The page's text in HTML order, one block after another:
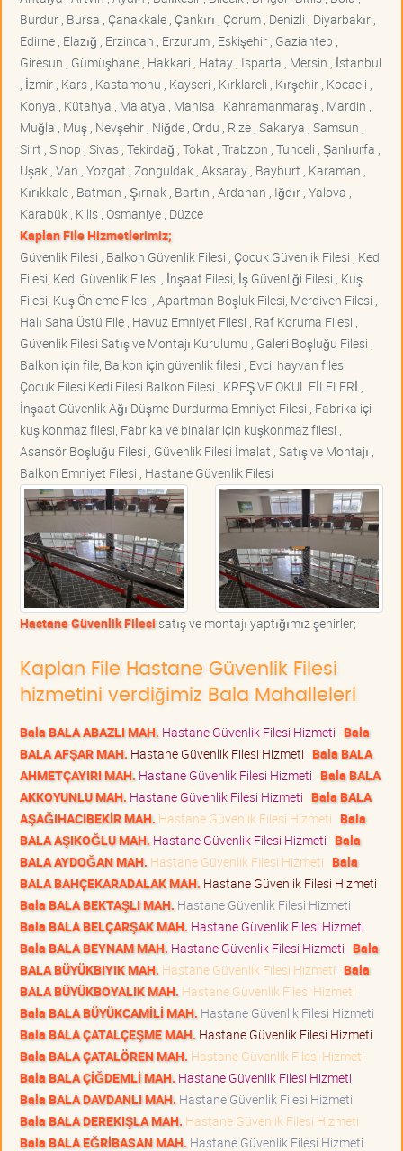
Burdur , Bursa , Çanakkale , Çankırı , Çorum , Denizli , Diyarbakır ,
Edirne , Elazığ , Erzincan , Erzurum , Eskişehir , Gaziantep ,
Giresun , Gümüşhane , Hakkari , Hatay , Isparta , Mersin , İstanbul
, İzmir , Kars , Kastamonu , Kayseri , Kırklareli , Kırşehir , Kocaeli ,
Konya , Kütahya , Malatya , Manisa , Kahramanmaraş , Mardin ,
Muğla , Muş , Nevşehir , Niğde , Ordu , Rize , Sakarya , Samsun ,
Siirt , Sinop , Sivas , Tekirdağ , Tokat , Trabzon , Tunceli , Şanlıurfa ,
Uşak , Van , Yozgat , Zonguldak , Aksaray , Bayburt , Karaman ,
Kırıkkale , Batman , Şırnak , Bartın , Ardahan , Iğdır , Yalova ,
Karabük , Kilis , Osmaniye , Düzce
Kaplan File Hizmetlerimiz;
Güvenlik Filesi , Balkon Güvenlik Filesi , Çocuk Güvenlik Filesi , Kedi
Filesi, Kedi Güvenlik Filesi , İnşaat Filesi, İş Güvenliği Filesi , Kuş
Filesi, Kuş Önleme Filesi , Apartman Boşluk Filesi, Merdiven Filesi ,
Halı Saha Üstü File , Havuz Emniyet Filesi , Raf Koruma Filesi ,
Güvenlik Filesi Satış ve Montajı Kurulumu , Galeri Boşluğu Filesi ,
Balkon için file, Balkon için güvenlik filesi , Evcil hayvan filesi
Çocuk Filesi Kedi Filesi Balkon Filesi , KREŞ VE OKUL FİLELERİ ,
İnşaat Güvenlik Ağı Düşme Durdurma Emniyet Filesi , Fabrika içi
kuş konmaz filesi, Fabrika ve binalar için kuşkonmaz filesi ,
Asansör Boşluğu Filesi , Güvenlik Filesi İmalat , Satış ve Montajı ,
Balkon Emniyet Filesi , Hastane Güvenlik Filesi
Hastane Güvenlik Filesisatış ve montajı yaptığımız şehirler;
Kaplan File Hastane Güvenlik Filesi
hizmetini verdiğimiz Bala Mahalleleri
Bala BALA ABAZLI MAH. Hastane Güvenlik Filesi Hizmeti Bala
BALA AFŞAR MAH. Hastane Güvenlik Filesi Hizmeti Bala BALA
AHMETÇAYIRI MAH. Hastane Güvenlik Filesi Hizmeti Bala BALA
AKKOYUNLU MAH. Hastane Güvenlik Filesi Hizmeti Bala BALA
AŞAĞIHACIBEKİR MAH. Hastane Güvenlik Filesi Hizmeti Bala
BALA AŞIKOĞLU MAH. Hastane Güvenlik Filesi Hizmeti Bala
BALA AYDOĞAN MAH. Hastane Güvenlik Filesi Hizmeti Bala
BALA BAHÇEKARADALAK MAH. Hastane Güvenlik Filesi Hizmeti
Bala BALA BEKTAŞLI MAH. Hastane Güvenlik Filesi Hizmeti
Bala BALA BELÇARŞAK MAH. Hastane Güvenlik Filesi Hizmeti
Bala BALA BEYNAM MAH. Hastane Güvenlik Filesi Hizmeti Bala
BALA BÜYÜKBIYIK MAH. Hastane Güvenlik Filesi Hizmeti Bala
BALA BÜYÜKBOYALIK MAH. Hastane Güvenlik Filesi Hizmeti
Bala BALA BÜYÜKCAMİLİ MAH. Hastane Güvenlik Filesi Hizmeti
Bala BALA ÇATALÇEŞME MAH. Hastane Güvenlik Filesi Hizmeti
Bala BALA ÇATALÖREN MAH. Hastane Güvenlik Filesi Hizmeti
Bala BALA ÇİĞDEMLİ MAH. Hastane Güvenlik Filesi Hizmeti
Bala BALA DAVDANLI MAH. Hastane Güvenlik Filesi Hizmeti
Bala BALA DEREKIŞLA MAH. Hastane Güvenlik Filesi Hizmeti
Bala BALA EĞRİBASAN MAH. Hastane Güvenlik Filesi Hizmeti